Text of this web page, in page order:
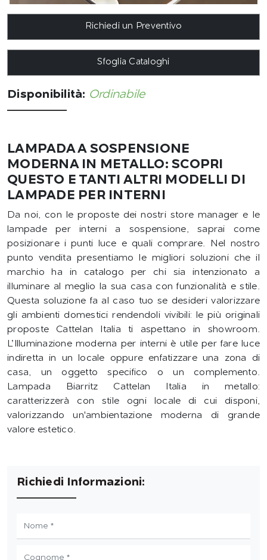
Richiedi un Preventivo
Sfoglia Cataloghi
Disponibilità: Ordinabile
LAMPADA A SOSPENSIONE
MODERNA IN METALLO: SCOPRI
QUESTO E TANTI ALTRI MODELLI DI
LAMPADE PER INTERNI
Da noi, con le proposte dei nostri store manager e le
lampade per interni a sospensione, saprai come
posizionare i punti luce e quali comprare. Nel nostro
punto vendita presentiamo le migliori soluzioni che il
marchio ha in catalogo per chi sia intenzionato a
illuminare al meglio la sua casa con funzionalità e stile.
Questa soluzione fa al caso tuo se desideri valorizzare
gli ambienti domestici rendendoli vivibili: le più originali
proposte Cattelan Italia ti aspettano in showroom.
L’Illuminazione moderna per interni è utile per fare luce
indiretta in un locale oppure enfatizzare una zona di
casa, un oggetto specifico o un complemento.
Lampada Biarritz Cattelan Italia in metallo:
caratterizzerà con stile ogni locale di cui disponi,
valorizzando un'ambientazione moderna di grande
valore estetico.
Richiedi Informazioni: